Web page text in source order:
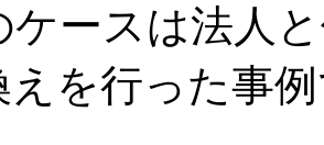
ケースは法人
えを行った事